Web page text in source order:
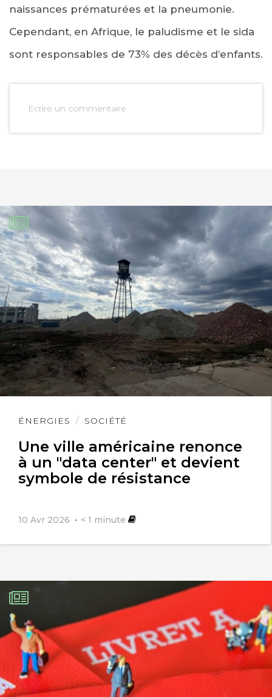
naissances prématurées et la pneumonie.
Cependant, en Afrique, le paludisme et le sida
sont responsables de 73% des décès d’enfants.
Ecrire un commentaire
ÉNERGIES SOCIÉTÉ
Une ville américaine renonce
à un "data center" et devient
symbole de résistance
10 Avr 2026 < 1 minute
Lire